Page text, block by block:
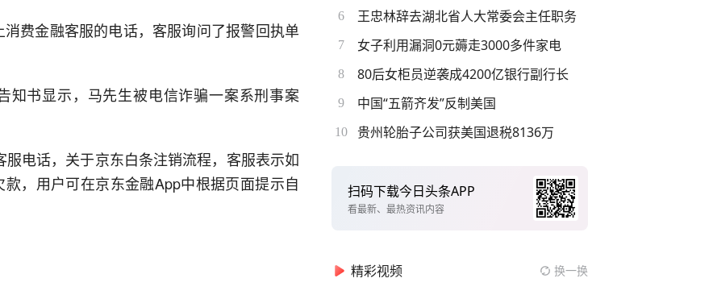
费金融客服的电话，客服询问了报警回执单
知书显示，马先生被电信诈骗一案系刑事案
电话，关于京东白条注销流程，客服表示如
，用户可在京东金融App中根据页面提示自
6 王忠林辞去湖北省人大常委会主任职务
7 女子利用漏洞0元薅走3000多件家电
8 80后女柜员逆袭成4200亿银行副行长
9 中国“五箭齐发”反制美国
10 贵州轮胎子公司获美国退税8136万
扫码下载今日头条APP
看最新、最热资讯内容
精彩视频 换一换